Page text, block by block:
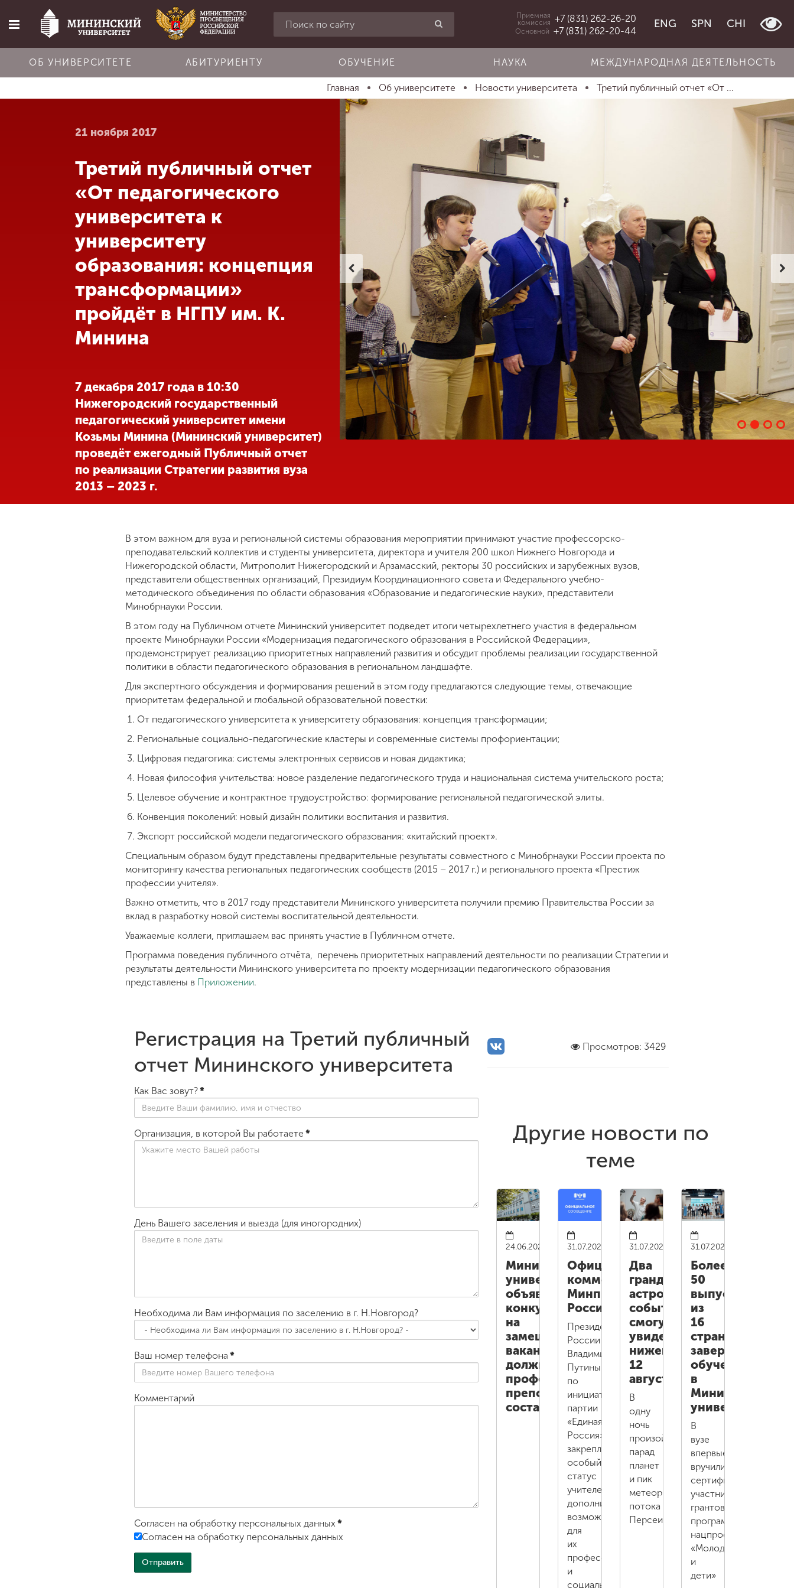
Главная
Об университете
Абитуриенту
Обучение
Международная
деятельность
Другие виды
деятельности
Студенческая
Сведения об
организации
комиссия
Приемная
комиссия +7 (831) 262-26-20
Основной +7 (831) 262-20-44
ENG SPN CHI
ОБ УНИВЕРСИТЕТЕ АБИТУРИЕНТУ ОБУЧЕНИЕ НАУКА МЕЖДУНАРОДНАЯ ДЕЯТЕЛЬНОСТЬ
Главная Об университете Новости университета Третий публичный отчет «От ...
21 ноября 2017
Третий публичный отчет
«От педагогического
университета к
университету
образования: концепция
трансформации»
пройдёт в НГПУ им. К.
Минина
7 декабря 2017 года в 10:30
Нижегородский государственный
педагогический университет имени
Козьмы Минина (Мининский университет)
проведёт ежегодный Публичный отчет
по реализации Стратегии развития вуза
2013 – 2023 г.
В этом важном для вуза и региональной системы образования мероприятии принимают участие профессорско-
преподавательский коллектив и студенты университета, директора и учителя 200 школ Нижнего Новгорода и
Нижегородской области, Митрополит Нижегородский и Арзамасский, ректоры 30 российских и зарубежных вузов,
представители общественных организаций, Президиум Координационного совета и Федерального учебно-
методического объединения по области образования «Образование и педагогические науки», представители
Минобрнауки России.
В этом году на Публичном отчете Мининский университет подведет итоги четырехлетнего участия в федеральном
проекте Минобрнауки России «Модернизация педагогического образования в Российской Федерации»,
продемонстрирует реализацию приоритетных направлений развития и обсудит проблемы реализации государственной
политики в области педагогического образования в региональном ландшафте.
Для экспертного обсуждения и формирования решений в этом году предлагаются следующие темы, отвечающие
приоритетам федеральной и глобальной образовательной повестки:
От педагогического университета к университету образования: концепция трансформации;
Региональные социально-педагогические кластеры и современные системы профориентации;
Цифровая педагогика: системы электронных сервисов и новая дидактика;
Новая философия учительства: новое разделение педагогического труда и национальная система учительского роста;
Целевое обучение и контрактное трудоустройство: формирование региональной педагогической элиты.
Конвенция поколений: новый дизайн политики воспитания и развития.
Экспорт российской модели педагогического образования: «китайский проект».
Специальным образом будут представлены предварительные результаты совместного с Минобрнауки России проекта по
мониторингу качества региональных педагогических сообществ (2015 – 2017 г.) и регионального проекта «Престиж
профессии учителя».
Важно отметить, что в 2017 году представители Мининского университета получили премию Правительства России за
вклад в разработку новой системы воспитательной деятельности.
Уважаемые коллеги, приглашаем вас принять участие в Публичном отчете.
Программа поведения публичного отчёта, перечень приоритетных направлений деятельности по реализации Стратегии и
результаты деятельности Мининского университета по проекту модернизации педагогического образования
представлены в Приложении.
Регистрация на Третий публичный
отчет Мининского университета
Как Вас зовут?*
Организация, в которой Вы работаете *
День Вашего заселения и выезда (для иногородних)
Необходима ли Вам информация по заселению в г. Н.Новгород?
Ваш номер телефона *
Комментарий
Согласен на обработку персональных данных *
Согласен на обработку персональных данных
Просмотров: 3429
Другие новости по
теме
24.06.2026
Мининский
университет
объявляет
конкурс
на
замещение
вакантных
должностей
профессорско-
преподавательского
состава
31.07.2026
Официальный
комментарий
Минпросвещения
России
Президентом
России
Владимиром
Путиным
по
инициативе
партии
«Единая
Россия»
закреплен
особый
статус
учителей,
дополнительные
возможности
для
их
профессиональной
и
социальной
31.07.2026
Два
грандиозных
астрономических
события
смогут
увидеть
нижегородцы
12
августа
В
одну
ночь
произойдут
парад
планет
и пик
метеорного
потока
Персеиды
31.07.2026
Более
50
выпускников
из
16
стран
завершили
обучение
в
Мининском
университете
В
вузе
впервые
вручили
сертификаты
участникам
грантовой
программы
нацпроекта
«Молодёжь
и
дети»